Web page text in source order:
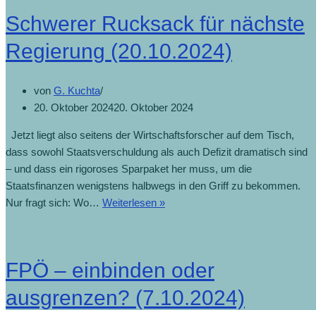
Schwerer Rucksack für nächste
Regierung (20.10.2024)
von G. Kuchta
20. Oktober 202420. Oktober 2024
Jetzt liegt also seitens der Wirtschaftsforscher auf dem Tisch,
dass sowohl Staatsverschuldung als auch Defizit dramatisch sind
– und dass ein rigoroses Sparpaket her muss, um die
Staatsfinanzen wenigstens halbwegs in den Griff zu bekommen.
Nur fragt sich: Wo… Weiterlesen »
FPÖ – einbinden oder
ausgrenzen? (7.10.2024)